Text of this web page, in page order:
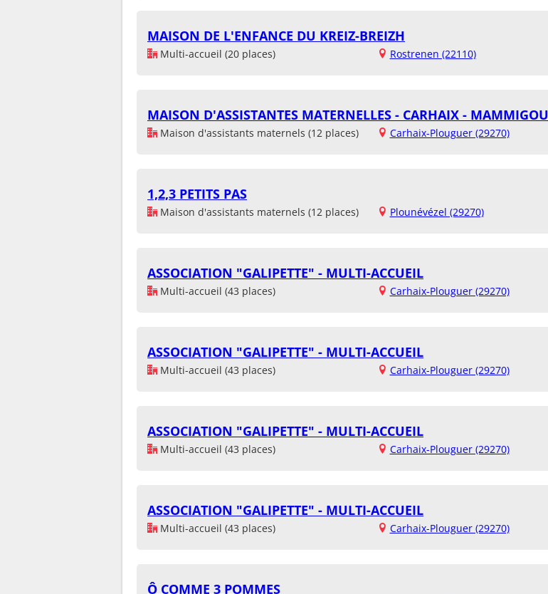
MAISON DE L'ENFANCE DU KREIZ-BREIZH
Multi-accueil (20 places) Rostrenen (22110)
MAISON D'ASSISTANTES MATERNELLES - CARHAIX - MAMMIGOU
Maison d'assistants maternels (12 places) Carhaix-Plouguer (29270)
1,2,3 PETITS PAS
Maison d'assistants maternels (12 places) Plounévézel (29270)
ASSOCIATION "GALIPETTE" - MULTI-ACCUEIL
Multi-accueil (43 places) Carhaix-Plouguer (29270)
ASSOCIATION "GALIPETTE" - MULTI-ACCUEIL
Multi-accueil (43 places) Carhaix-Plouguer (29270)
ASSOCIATION "GALIPETTE" - MULTI-ACCUEIL
Multi-accueil (43 places) Carhaix-Plouguer (29270)
ASSOCIATION "GALIPETTE" - MULTI-ACCUEIL
Multi-accueil (43 places) Carhaix-Plouguer (29270)
Ô COMME 3 POMMES